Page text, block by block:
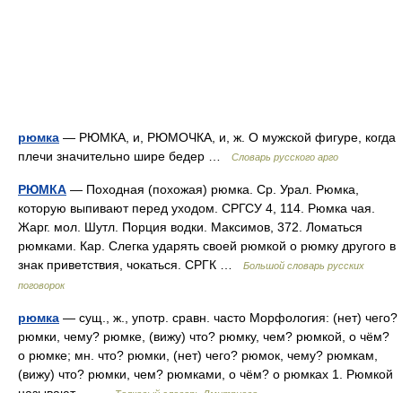
рюмка — РЮМКА, и, РЮМОЧКА, и, ж. О мужской фигуре, когда
плечи значительно шире бедер …
Словарь русского арго
РЮМКА — Походная (похожая) рюмка. Ср. Урал. Рюмка,
которую выпивают перед уходом. СРГСУ 4, 114. Рюмка чая.
Жарг. мол. Шутл. Порция водки. Максимов, 372. Ломаться
рюмками. Кар. Слегка ударять своей рюмкой о рюмку другого в
знак приветствия, чокаться. СРГК …
Большой словарь русских
поговорок
рюмка — сущ., ж., употр. сравн. часто Морфология: (нет) чего?
рюмки, чему? рюмке, (вижу) что? рюмку, чем? рюмкой, о чём?
о рюмке; мн. что? рюмки, (нет) чего? рюмок, чему? рюмкам,
(вижу) что? рюмки, чем? рюмками, о чём? о рюмках 1. Рюмкой